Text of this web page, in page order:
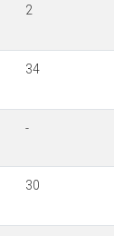
2
34
-
30